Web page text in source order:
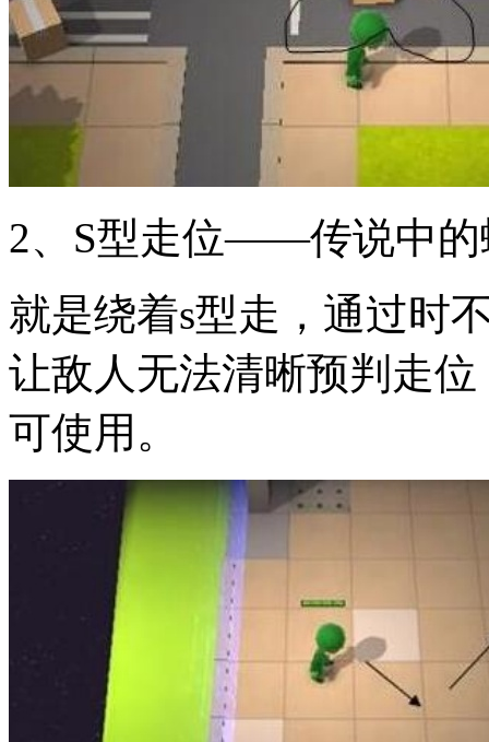
2、S型走位——传说中的
就是绕着s型走，通过时
让敌人无法清晰预判走
可使用。